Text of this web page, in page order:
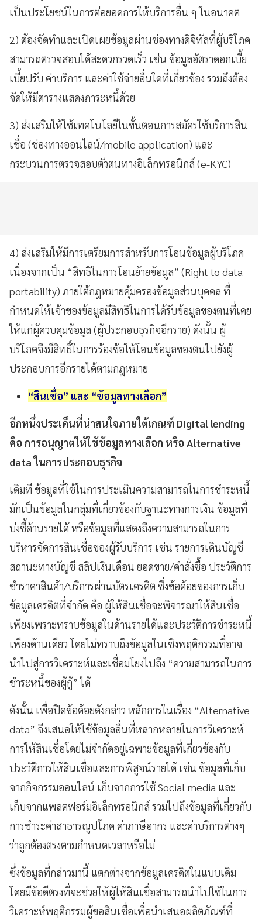
เป็นประโยชน์ในการต่อยอดการให้บริการอื่น ๆ ในอนาคต
2) ต้องจัดทำและเปิดเผยข้อมูลผ่านช่องทางดิจิทัลที่ผู้บริโภค
สามารถตรวจสอบได้สะดวกรวดเร็ว เช่น ข้อมูลอัตราดอกเบี้ย
เบี้ยปรับ ค่าบริการ และค่าใช้จ่ายอื่นใดที่เกี่ยวข้อง รวมถึงต้อง
จัดให้มีตารางแสดงภาระหนี้ด้วย
3) ส่งเสริมให้ใช้เทคโนโลยีในขั้นตอนการสมัครใช้บริการสิน
เชื่อ (ช่องทางออนไลน์/mobile application) และ
กระบวนการตรวจสอบตัวตนทางอิเล็กทรอนิกส์ (e-KYC)
4) ส่งเสริมให้มีการเตรียมการสำหรับการโอนข้อมูลผู้บริโภค
เนื่องจากเป็น “สิทธิในการโอนย้ายข้อมูล” (Right to data
portability) ภายใต้กฎหมายคุ้มครองข้อมูลส่วนบุคคล ที่
กำหนดให้เจ้าของข้อมูลมีสิทธิในการได้รับข้อมูลของตนที่เคย
ให้แก่ผู้ควบคุมข้อมูล (ผู้ประกอบธุรกิจอีกราย) ดังนั้น ผู้
บริโภคจึงมีสิทธิ์ในการร้องข้อให้โอนข้อมูลของตนไปยังผู้
ประกอบการอีกรายได้ตามกฎหมาย
“สินเชื่อ” และ “ข้อมูลทางเลือก”
อีกหนึ่งประเด็นที่น่าสนใจภายใต้เกณฑ์ Digital lending
คือ การอนุญาตให้ใช้ข้อมูลทางเลือก หรือ Alternative
data ในการประกอบธุรกิจ
เดิมที ข้อมูลที่ใช้ในการประเมินความสามารถในการชำระหนี้
มักเป็นข้อมูลในกลุ่มที่เกี่ยวข้องกับฐานะทางการเงิน ข้อมูลที่
บ่งชี้ด้านรายได้ หรือข้อมูลที่แสดงถึงความสามารถในการ
บริหารจัดการสินเชื่อของผู้รับบริการ เช่น รายการเดินบัญชี
สถานะทางบัญชี สลิปเงินเดือน ยอดขาย/คำสั่งซื้อ ประวัติการ
ชำราคาสินค้า/บริการผ่านบัตรเครดิต ซึ่งข้อด้อยของการเก็บ
ข้อมูลเครดิตที่จำกัด คือ ผู้ให้สินเชื่อจะพิจารณาให้สินเชื่อ
เพียงเพราะทราบข้อมูลในด้านรายได้และประวัติการชำระหนี้
เพียงด้านเดียว โดยไม่ทราบถึงข้อมูลในเชิงพฤติกรรมที่อาจ
นำไปสู่การวิเคราะห์และเชื่อมโยงไปถึง “ความสามารถในการ
ชำระหนี้ของผู้กู้” ได้
ดังนั้น เพื่อปิดข้อด้อยดังกล่าว หลักการในเรื่อง “Alternative
data” จึงเสนอให้ใช้ข้อมูลอื่นที่หลากหลายในการวิเคราะห์
การให้สินเชื่อโดยไม่จำกัดอยู่เฉพาะข้อมูลที่เกี่ยวข้องกับ
ประวัติการให้สินเชื่อและการพิสูจน์รายได้ เช่น ข้อมูลที่เก็บ
จากกิจกรรมออนไลน์ เก็บจากการใช้ Social media และ
เก็บจากแพลตฟอร์มอิเล็กทรอนิกส์ รวมไปถึงข้อมูลที่เกี่ยวกับ
การชำระค่าสาธารณูปโภค ค่าภาษีอากร และค่าบริการต่างๆ
ว่าถูกต้องตรงตามกำหนดเวลาหรือไม่
ซึ่งข้อมูลที่กล่าวมานี้ แตกต่างจากข้อมูลเครดิตในแบบเดิม
โดยมีข้อดีตรงที่จะช่วยให้ผู้ให้สินเชื่อสามารถนำไปใช้ในการ
วิเคราะห์พฤติกรรมผู้ขอสินเชื่อเพื่อนำเสนอผลิตภัณฑ์ที่